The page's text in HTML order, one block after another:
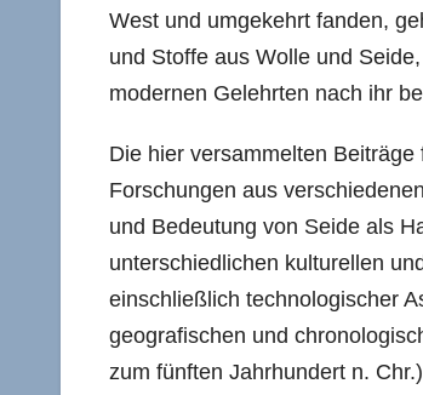
West und umgekehrt fanden,
und Stoffe aus Wolle und
modernen Gelehrten nach ihr
Die hier versammelten
Forschungen aus
und Bedeutung von Seide als
unterschiedlichen kulturellen
einschließlich technologischer
geografischen und
zum fünften Jahrhundert n.